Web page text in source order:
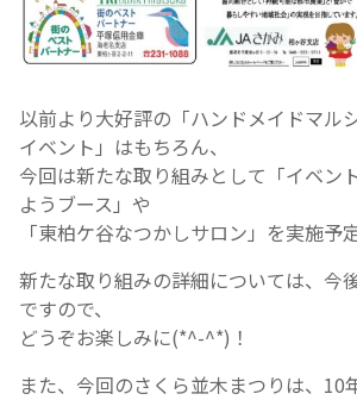
以前より大好評の「ハンドメイドマル
イベント」はもちろん、
今回は新たな取り組みとして「イベン
ようブース」や
「東柏ケ谷なつかしサロン」を実施予
新たな取り組みの詳細については、今
ですので、
どうぞお楽しみに(*^-^*)！
また、今回のさくら並木まつりは、10